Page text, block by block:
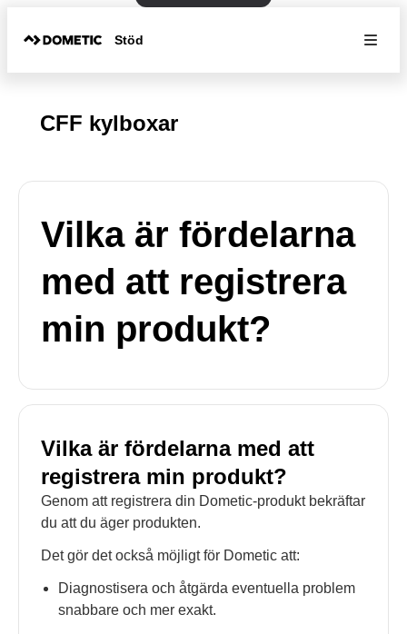
Stöd
CFF kylboxar
Vilka är fördelarna
med att registrera
min produkt?
Vilka är fördelarna med att
registrera min produkt?
Genom att registrera din Dometic-produkt bekräftar
du att du äger produkten.
Det gör det också möjligt för Dometic att:
Diagnostisera och åtgärda eventuella problem
snabbare och mer exakt.